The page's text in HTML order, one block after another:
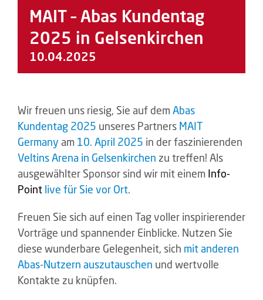
MAIT – Abas Kundentag
2025 in Gelsenkirchen
10.04.2025
Wir freuen uns riesig, Sie auf demAbas
Kundentag 2025 unseres Partners MAIT
Germany am 10. April 2025 in der faszinierenden
Veltins Arena in Gelsenkirchen zu treffen! Als
ausgewählter Sponsor sind wir mit einem Info-
Point live für Sie vor Ort.
Freuen Sie sich auf einen Tag voller inspirierender
Vorträge und spannender Einblicke. Nutzen Sie
diese wunderbare Gelegenheit, sich mit anderen
Abas-Nutzern auszutauschen und wertvolle
Kontakte zu knüpfen.